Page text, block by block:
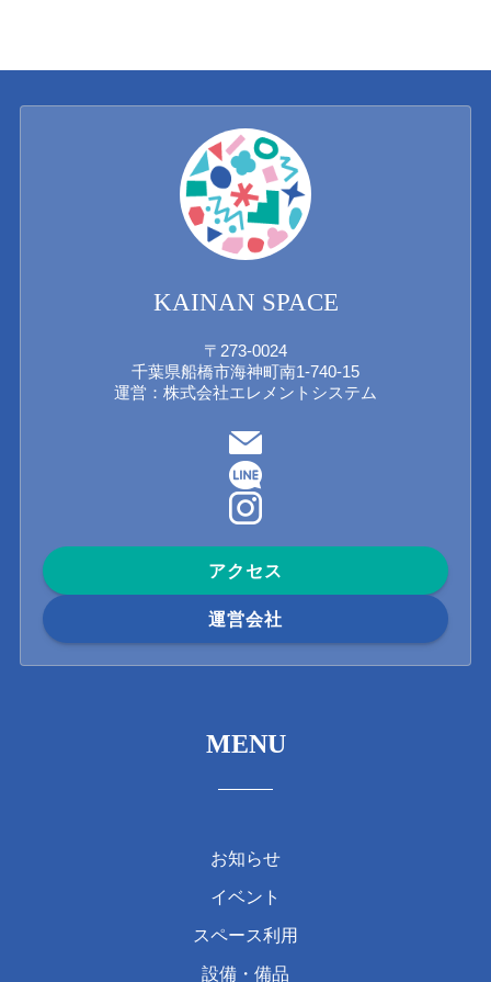
KAINAN SPACE
〒273-0024
千葉県船橋市海神町南1-740-15
運営：株式会社エレメントシステム
アクセス
運営会社
MENU
お知らせ
イベント
スペース利用
設備・備品